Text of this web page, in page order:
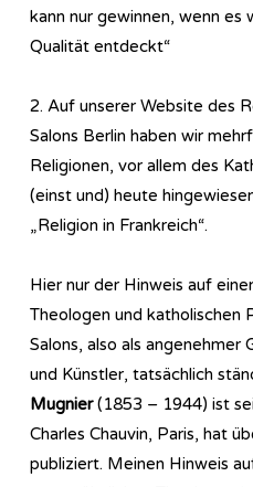
kann nur gewinnen, wenn
Qualität entdeckt“
2. Auf unserer Website des
Salons Berlin haben wir
Religionen, vor allem des
(einst und) heute
„Religion in Frankreich“.
Hier nur der Hinweis auf
Theologen und katholischen
Salons, also als
und Künstler, tatsächlich
Mugnier(1853 – 1944) ist
Charles Chauvin, Paris, hat
publiziert. Meinen Hinweis